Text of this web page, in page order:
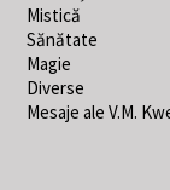
Mistică
Sănătate
Magie
Diverse
Mesaje ale V.M.